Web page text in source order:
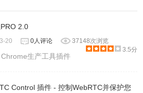
2.0
20 0人评论
37148次浏览
3.5分
Chrome生产工具插件
Control 插件 - 控制WebRTC并保护您